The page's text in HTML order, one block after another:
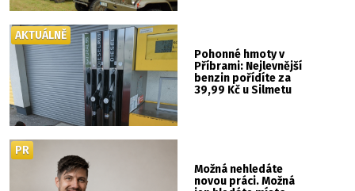
Pohonné hmoty v
Příbrami: Nejlevnější
benzin pořídíte za
39,99 Kč u Silmetu
AKTUÁLNĚ
Možná nehledáte
novou práci. Možná
PR